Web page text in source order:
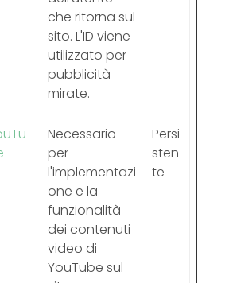
che ritorna sul
sito. L'ID viene
utilizzato per
pubblicità
mirate.
Necessario
per
l'implementazi
one e la
funzionalità
dei contenuti
video di
YouTube sul
Persi
sten
te